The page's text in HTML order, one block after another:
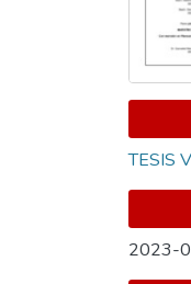
TESIS
2023-